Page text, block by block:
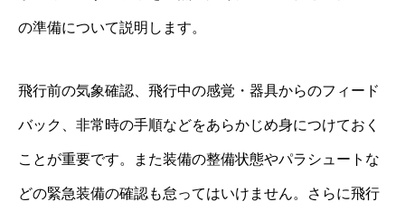
の準備について説明します。
飛行前の気象確認、飛行中の感覚・器具からのフィード
バック、非常時の手順などをあらかじめ身につけておく
ことが重要です。また装備の整備状態やパラシュートな
どの緊急装備の確認も怠ってはいけません。さらに飛行